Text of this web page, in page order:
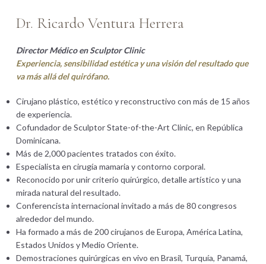
Dr. Ricardo Ventura Herrera
Director Médico en Sculptor Clinic
Experiencia, sensibilidad estética y una visión del resultado que
va más allá del quirófano.
Cirujano plástico, estético y reconstructivo con más de 15 años
de experiencia.
Cofundador de Sculptor State-of-the-Art Clinic, en República
Dominicana.
Más de 2,000 pacientes tratados con éxito.
Especialista en cirugía mamaria y contorno corporal.
Reconocido por unir criterio quirúrgico, detalle artístico y una
mirada natural del resultado.
Conferencista internacional invitado a más de 80 congresos
alrededor del mundo.
Ha formado a más de 200 cirujanos de Europa, América Latina,
Estados Unidos y Medio Oriente.
Demostraciones quirúrgicas en vivo en Brasil, Turquía, Panamá,